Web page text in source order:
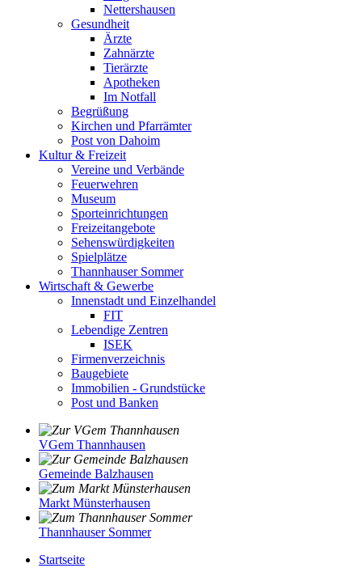
Nettershausen
Gesundheit
Ärzte
Zahnärzte
Tierärzte
Apotheken
Im Notfall
Begrüßung
Kirchen und Pfarrämter
Post von Dahoim
Kultur & Freizeit
Vereine und Verbände
Feuerwehren
Museum
Sporteinrichtungen
Freizeitangebote
Sehenswürdigkeiten
Spielplätze
Thannhauser Sommer
Wirtschaft & Gewerbe
Innenstadt und Einzelhandel
FIT
Lebendige Zentren
ISEK
Firmenverzeichnis
Baugebiete
Immobilien - Grundstücke
Post und Banken
VGem Thannhausen
Gemeinde Balzhausen
Markt Münsterhausen
Thannhauser Sommer
Startseite